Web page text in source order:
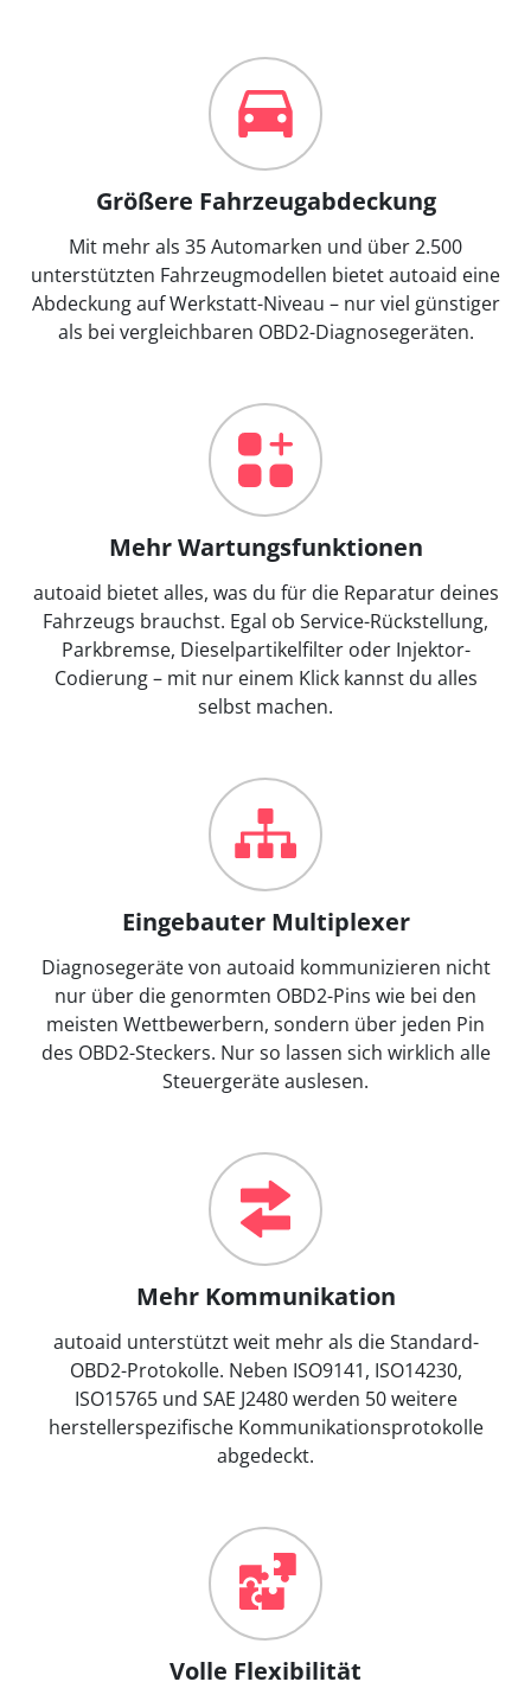
Größere Fahrzeugabdeckung
Mit mehr als 35 Automarken und über 2.500
unterstützten Fahrzeugmodellen bietet autoaid eine
Abdeckung auf Werkstatt-Niveau – nur viel günstiger
als bei vergleichbaren OBD2-Diagnosegeräten.
Mehr Wartungsfunktionen
autoaid bietet alles, was du für die Reparatur deines
Fahrzeugs brauchst. Egal ob Service-Rückstellung,
Parkbremse, Dieselpartikelfilter oder Injektor-
Codierung – mit nur einem Klick kannst du alles
selbst machen.
Eingebauter Multiplexer
Diagnosegeräte von autoaid kommunizieren nicht
nur über die genormten OBD2-Pins wie bei den
meisten Wettbewerbern, sondern über jeden Pin
des OBD2-Steckers. Nur so lassen sich wirklich alle
Steuergeräte auslesen.
Mehr Kommunikation
autoaid unterstützt weit mehr als die Standard-
OBD2-Protokolle. Neben ISO9141, ISO14230,
ISO15765 und SAE J2480 werden 50 weitere
herstellerspezifische Kommunikationsprotokolle
abgedeckt.
Volle Flexibilität